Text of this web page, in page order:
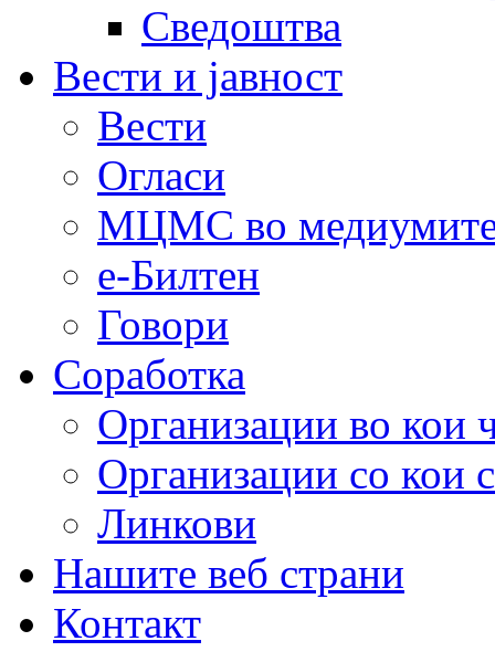
Сведоштва
Вести и јавност
Вести
Огласи
МЦМС во
е-Билтен
Говори
Соработка
Организации во кои
Организации со кои
Линкови
Нашите веб страни
Контакт